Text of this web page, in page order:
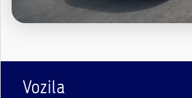
Vozila